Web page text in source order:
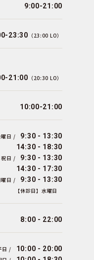
9:00-21:00
23:30 （23:00 LO）
21:00 （20:30 LO）
10:00-21:00
曜日 /
9:30 - 13:30
14:30 - 18:30
祝日 /
9:30 - 13:30
14:30 - 17:30
曜日 / 9:30 - 13:30
【休診日】水曜日
8:00 - 22:00
日 / 10:00 - 20:00